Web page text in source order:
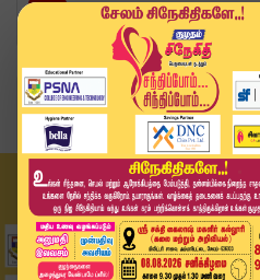
Home
வீடியோ ஸ்டோரி
🔴LIVE : CM Vijay |